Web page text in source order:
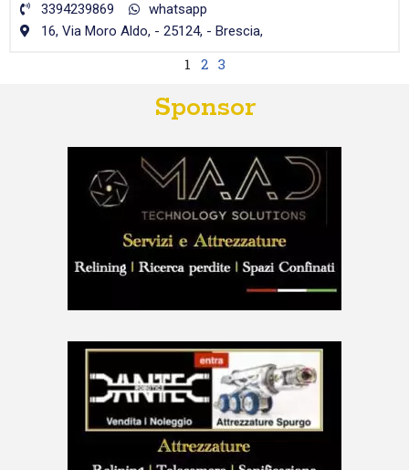
3394239869
whatsapp
16, Via Moro Aldo, - 25124, - Brescia,
1 2 3
Sponsor